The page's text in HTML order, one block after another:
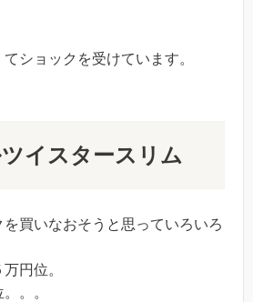
ショックを受けています。
イスタースリム
買いなおそうと思っていろいろ
円位。
。。